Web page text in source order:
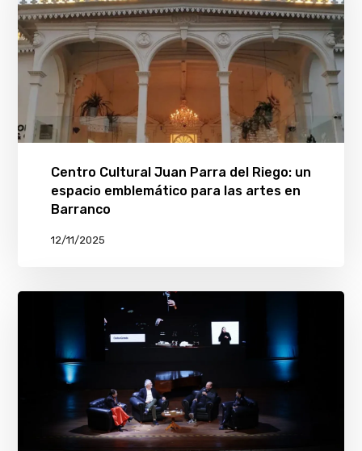
Centro Cultural Juan Parra del Riego: un
espacio emblemático para las artes en
Barranco
12/11/2025